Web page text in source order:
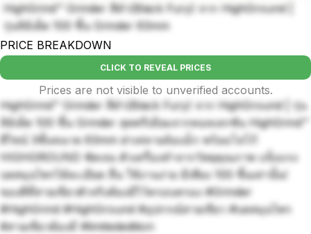
HighGrind™ Grinder สีดำ(Black Fury) จาก HighGround |
รุ่นลิมิเต็ด 100 ชิ้น Grinder 63mm
PRICE BREAKDOWN
CLICK TO REVEAL PRICES
Prices are not visible to unverified accounts.
HighGrind™ Grinder สีดำ(Black Fury) จาก HighGround | รุ่น
ลิมิเต็ด 100 ชิ้น Grinder สุดพรีเมียมจากคอลเลกชัน HighGrind™
ดีไซน์ 3ชั้นขนาด 63mm ฝาเท่ลายล้อแม็ก พร้อมโลโก้
HIGHGROUND ชัดเจน ตัวเครื่องทำจากวัสดุคุณภาพ แข็งแรง
บดสมุนไพรได้ละเอียด ลื่น ใช้งานง่าย มีเพียง 100 ชิ้นเท่านั้น!
ของดีที่สายเขียวตัวจริงต้องมีไว้ครอบครอง #Grinder
#HighGrind #HighGround #อุปกรณ์สายเขียว #บดสมุนไพร
#สายเขียวต้องมี #limitededition